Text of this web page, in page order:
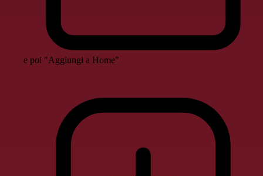
e poi "Aggiungi a Home"